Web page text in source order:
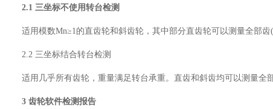
2.1 三坐标不使用转台检测
适用模数Mn≥1的直齿轮和斜齿轮，其中部分直齿轮可以测量全部齿
2.2 三坐标结合转台检测
适用几乎所有齿轮，重量满足转台承重。直齿和斜齿均可以测量全
3 齿轮软件检测报告